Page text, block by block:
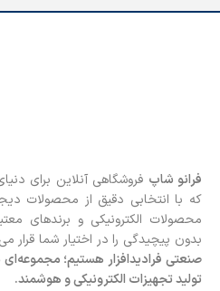
فرانو شاپ فروشگاهی آنلاین برای
که با انتخابی دقیق از محصولات
محصولات الکترونیکی و برندهای
بدون پیچیدگی را در اختیار شما قرار
صنعتی فرادیدافزار هستیم؛
تولید تجهیزات الکترونیکی و هوشمند.